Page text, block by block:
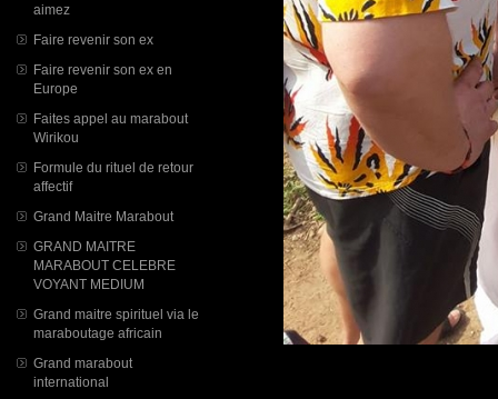
aimez
Faire revenir son ex
Faire revenir son ex en
Europe
Faites appel au marabout
Wirikou
Formule du rituel de retour
affectif
Grand Maitre Marabout
GRAND MAITRE
MARABOUT CELEBRE
VOYANT MEDIUM
Grand maitre spirituel via le
maraboutage africain
Grand marabout
international